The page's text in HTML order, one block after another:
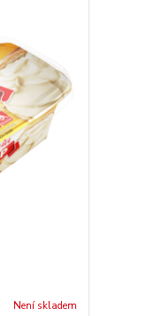
Není skladem